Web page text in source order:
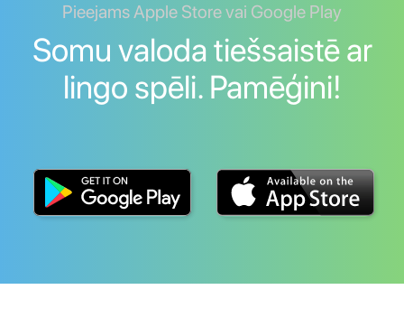
Pieejams Apple Store vai Google Play
Somu valoda tiešsaistē ar
lingo spēli. Pamēģini!